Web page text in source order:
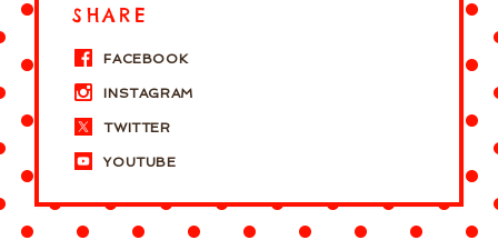
SHARE
FACEBOOK
INSTAGRAM
TWITTER
YOUTUBE